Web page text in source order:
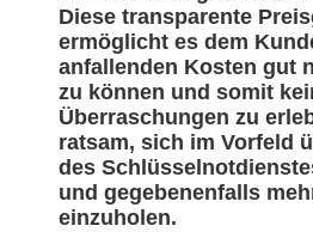
Diese transparente
ermöglicht es dem
anfallenden Kosten gut
zu können und somit
Überraschungen zu
ratsam, sich im Vorfeld
des
und gegebenenfalls
einzuholen.